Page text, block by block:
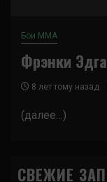
Бои ММА
Фрэнки
8 лет тому назад
(далее…)
СВЕЖИЕ